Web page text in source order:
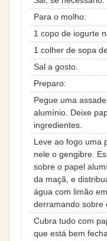
Para o molho:
1 copo de iogurte
1 colher de sopa
Sal a gosto.
Preparo:
Pegue uma
alumínio. Deixe
ingredientes.
Leve ao fogo uma
nele o gengibre.
sobre o papel
da maçã, e
água com limão
derramando sobre
Cubra tudo com
que está bem